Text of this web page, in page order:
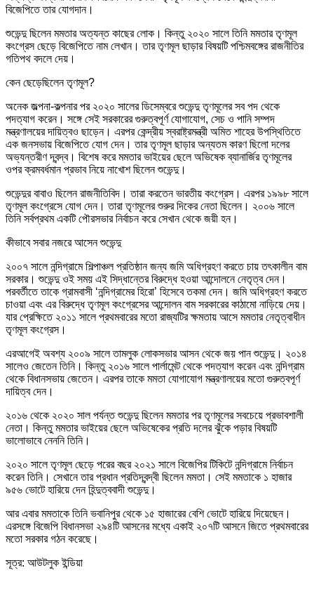
বিজেপিতে তার যোগদান।
শুভেন্দু ছিলেন মমতার অত্যন্ত কাছের লোক। কিন্তু ২০২০ সালে তিনি মমতার তৃণমূল
কংগ্রেস ছেড়ে বিজেপিতে নাম লেখান। তার তৃণমূল ছাড়ার বিষয়টি পশ্চিমবঙ্গের রাজনীতির
গতিপথ বদলে দেয়।
কেন ছেড়েছিলেন তৃণমূল?
অনেক জল্পনা-কল্পনার পর ২০২০ সালের ডিসেম্বরে শুভেন্দু তৃণমূলের সব পদ থেকে
পদত্যাগ করেন। সঙ্গে সেই সরকারের গুরুত্বপূর্ণ যোগাযোগ, সেচ ও পানি সম্পদ
মন্ত্রণালয়ের দায়িত্বও ছাড়েন। এরপর কেন্দ্রীয় স্বরাষ্ট্রমন্ত্রী অমিত শাহের উপস্থিতিতে
এক জনসভায় বিজেপিতে যোগ দেন। তার তৃণমূল ছাড়ার অন্যতম কারণ ছিলো দলের
অভ্যন্তরীণ দ্বন্দ্ব। বিশেষ করে মমতার ভাইয়ের ছেলে অভিষেক ব্যানার্জির তৃণমূলের
ওপর ক্রমবর্ধমান প্রভাব নিয়ে নাখোশ ছিলেন শুভেন্দু।
শুভেন্দুর বাবাও ছিলেন রাজনীতিবিদ। তারা করতেন ভারতীয় কংগ্রেস। এরপর ১৯৯৮ সালে
তৃণমূল কংগ্রেসে যোগ দেন। তারা তৃণমূলের শুরুর দিকের নেতা ছিলেন। ২০০৬ সালে
তিনি সর্বপ্রথম একটি পৌরসভার নির্বাচন করে সেখান থেকে জয়ী হন।
কীভাবে সবার নজরে আসেন শুভেন্দু
২০০৭ সালে নন্দিগ্রামে শিল্পাঞ্চল প্রতিষ্ঠান জন্য জমি অধিগ্রহণ করতে চায় তৎকালীন বাম
সরকার। শুভেন্দু ওই সময় এই সিদ্ধান্তের বিরুদ্ধে হওয়া আন্দোলনে নেতৃত্ব দেন।
পরবর্তীতে তাকে গ্রামবাসী ‘নন্দিগ্রামের হিরো’ হিসেবে তকমা দেন। জমি অধিগ্রহণ করতে
চাওয়া এবং এর বিরুদ্ধে তৃণমূল কংগ্রেসের আন্দোলন বাম সরকারের কাঠামো নাড়িয়ে দেয়।
যার প্রেক্ষিতে ২০১১ সালে প্রথমবারের মতো রাজ্যটির ক্ষমতায় আসে মমতার নেতৃত্বাধীন
তৃণমূল কংগ্রেস।
এরআগেই অবশ্য ২০০৯ সালে তামলুক লোকসভার আসন থেকে জয় পান শুভেন্দু। ২০১৪
সালেও জেতেন তিনি। কিন্তু ২০১৬ সালে পার্লামেন্ট থেকে পদত্যাগ করেন এবং নন্দিগ্রাম
থেকে বিধানসভায় জেতেন। এরপর তাকে মমতা যোগাযোগ মন্ত্রণালয়ের মতো গুরুত্বপূর্ণ
দায়িত্ব দেন।
২০১৬ থেকে ২০২০ সাল পর্যন্ত শুভেন্দু ছিলেন মমতার পর তৃণমূলের সবচেয়ে প্রভাবশালী
নেতা। কিন্তু মমতার ভাইয়ের ছেলে অভিষেকের প্রতি দলের ঝুঁকে পড়ার বিষয়টি
ভালোভাবে নেননি তিনি।
২০২০ সালে তৃণমূল ছেড়ে পরের বছর ২০২১ সালে বিজেপির টিকিটে নন্দিগ্রামে নির্বাচন
করেন তিনি। সেখানে তার প্রধান প্রতিদ্বন্দ্বী ছিলেন মমতা। সেই মমতাকে ১ হাজার
৯৫৬ ভোটে হারিয়ে দেন হিন্দুত্ববাদী শুভেন্দু।
আর এবার মমতাকে তিনি ভবানিপুর থেকে ১৫ হাজারের বেশি ভোটে হারিয়ে দিয়েছেন।
এরসঙ্গে বিজেপি বিধানসভা ২৯৪টি আসনের মধ্যে একাই ২০৭টি আসনে জিতে প্রথমবারের
মতো সরকার গঠন করেছে।
সূত্র: আউটলুক ইন্ডিয়া